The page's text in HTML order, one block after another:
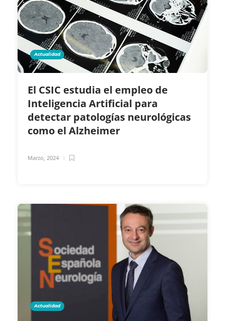
Actualidad
El CSIC estudia el empleo de
Inteligencia Artificial para
detectar patologías neurológicas
como el Alzheimer
Marzo, 2024
Actualidad